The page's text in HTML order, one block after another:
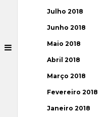
Julho 2018
Junho 2018
Maio 2018
Abril 2018
Março 2018
Fevereiro 2018
Janeiro 2018